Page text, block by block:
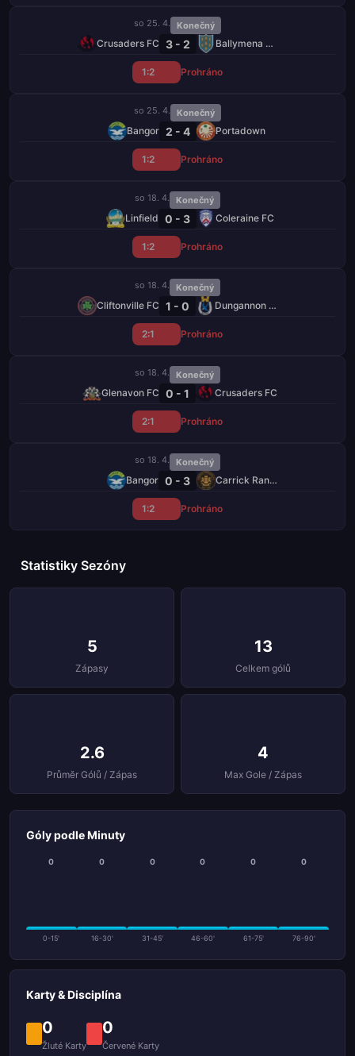
so 25. 4. Konečný
Crusaders FC 3 - 2 Ballymena United
1:2 Prohráno
so 25. 4. Konečný
Bangor 2 - 4 Portadown
1:2 Prohráno
so 18. 4. Konečný
Linfield 0 - 3 Coleraine FC
1:2 Prohráno
so 18. 4. Konečný
Cliftonville FC 1 - 0 Dungannon Swifts
2:1 Prohráno
so 18. 4. Konečný
Glenavon FC 0 - 1 Crusaders FC
2:1 Prohráno
so 18. 4. Konečný
Bangor 0 - 3 Carrick Rangers
1:2 Prohráno
Statistiky Sezóny
5
Zápasy
13
Celkem gólů
2.6
Průměr Gólů / Zápas
4
Max Gole / Zápas
Góly podle Minuty
0
0-15'
0
16-30'
0
31-45'
0
46-60'
0
61-75'
0
76-90'
Karty & Disciplína
0
Žluté Karty
0
Červené Karty